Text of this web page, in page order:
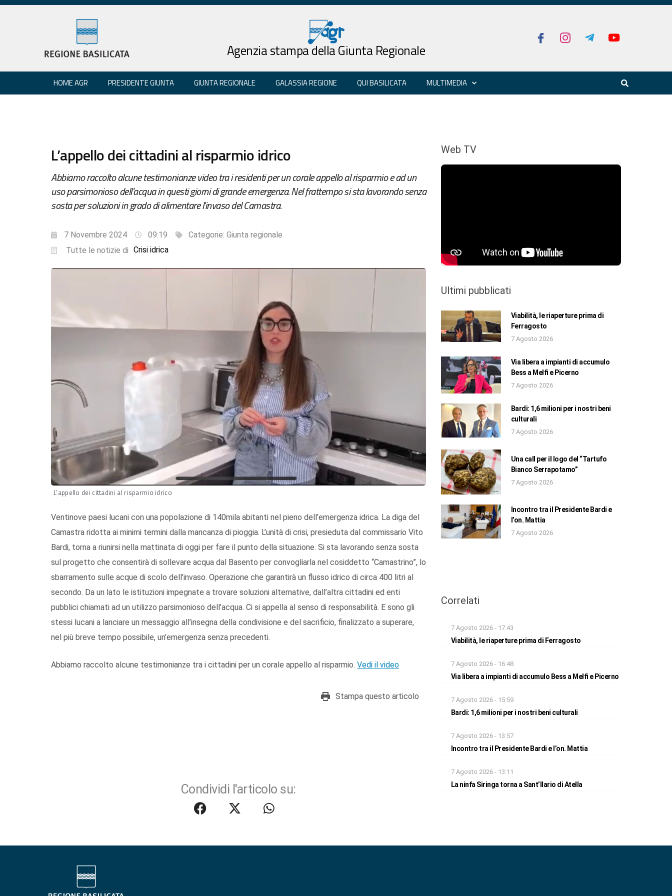
Agenzia stampa della Giunta Regionale
HOME AGR PRESIDENTE GIUNTA GIUNTA REGIONALE GALASSIA REGIONE QUI BASILICATA MULTIMEDIA
L’appello dei cittadini al risparmio idrico
Abbiamo raccolto alcune testimonianze video tra i residenti per un corale appello al risparmio e ad un
uso parsimonioso dell'acqua in questi giorni di grande emergenza. Nel frattempo si sta lavorando senza
sosta per soluzioni in grado di alimentare l'invaso del Camastra.
7 Novembre 2024 09:19 Categorie: Giunta regionale
Tutte le notizie di Crisi idrica
L'appello dei cittadini al risparmio idrico
Ventinove paesi lucani con una popolazione di 140mila abitanti nel pieno dell’emergenza idrica. La diga del
Camastra ridotta ai minimi termini dalla mancanza di pioggia. L’unità di crisi, presieduta dal commissario Vito
Bardi, torna a riunirsi nella mattinata di oggi per fare il punto della situazione. Si sta lavorando senza sosta
sul progetto che consentirà di sollevare acqua dal Basento per convogliarla nel cosiddetto “Camastrino”, lo
sbarramento sulle acque di scolo dell’invaso. Operazione che garantirà un flusso idrico di circa 400 litri al
secondo. Da un lato le istituzioni impegnate a trovare soluzioni alternative, dall’altra cittadini ed enti
pubblici chiamati ad un utilizzo parsimonioso dell’acqua. Ci si appella al senso di responsabilità. E sono gli
stessi lucani a lanciare un messaggio all’insegna della condivisione e del sacrificio, finalizzato a superare,
nel più breve tempo possibile, un’emergenza senza precedenti.
Abbiamo raccolto alcune testimonianze tra i cittadini per un corale appello al risparmio. Vedi il video
Stampa questo articolo
Condividi l'articolo su:
Web TV
Ultimi pubblicati
Viabilità, le riaperture prima di
Ferragosto
7 Agosto 2026
Via libera a impianti di accumulo
Bess a Melfi e Picerno
7 Agosto 2026
Bardi: 1,6 milioni per i nostri beni
culturali
7 Agosto 2026
Una call per il logo del “Tartufo
Bianco Serrapotamo”
7 Agosto 2026
Incontro tra il Presidente Bardi e
l’on. Mattia
7 Agosto 2026
Correlati
7 Agosto 2026 - 17:43
Viabilità, le riaperture prima di Ferragosto
7 Agosto 2026 - 16:48
Via libera a impianti di accumulo Bess a Melfi e Picerno
7 Agosto 2026 - 15:59
Bardi: 1,6 milioni per i nostri beni culturali
7 Agosto 2026 - 13:57
Incontro tra il Presidente Bardi e l’on. Mattia
7 Agosto 2026 - 13:11
La ninfa Siringa torna a Sant’Ilario di Atella